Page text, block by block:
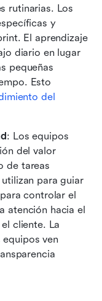
rutinarias. Los
y
El aprendizaje
diario en lugar
pequeñas
Esto
del
: Los equipos
del valor
de tareas
para guiar
controlar el
atención hacia el
cliente. La
ven